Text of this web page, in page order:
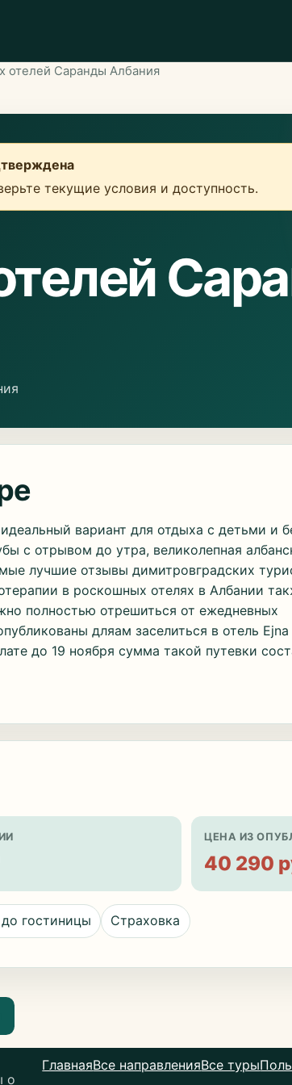
отелей Саранды Албания
текущие условия и доступность.
вариант для отдыха с детьми и
с отрывом до утра, великолепная
лучшие отзывы димитровградских
в роскошных отелях в Албании
полностью отрешиться от ежедневных
дляам заселиться в отель
до 19 ноября сумма такой путевки
ЦЕНА ИЗ
40 290
гостиницы Страховка
о
ГлавнаяВсе направленияВсе туры